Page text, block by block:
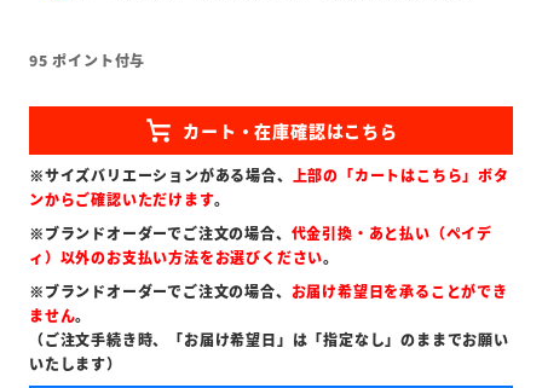
95 ポイント付与
※サイズバリエーションがある場合、 上部の「カートはこちら」ボタ
ンからご確認いただけます。
※ブランドオーダーでご注文の場合、 代金引換・あと払い（ペイデ
ィ）以外のお支払い方法をお選びください。
※ブランドオーダーでご注文の場合、 お届け希望日を承ることができ
ません。
（ご注文手続き時、「お届け希望日」は「指定なし」のままでお願い
いたします）